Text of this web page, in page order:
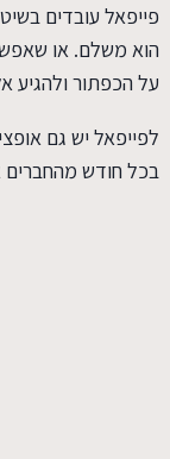
פייפאל עובדים
הוא משלם. או
על הכפתור
לפייפאל יש גם
בכל חודש